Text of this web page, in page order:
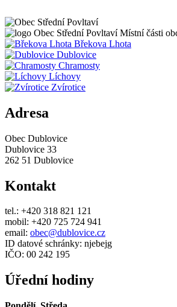
Obec Střední PovltavíMístní části
Břekova Lhota
Dublovice
Chramosty
Líchovy
Zvírotice
Adresa
Obec Dublovice
Dublovice 33
262 51 Dublovice
Kontakt
tel.: +420 318 821 121
mobil: +420 725 724 941
email: obec@dublovice.cz
ID datové schránky: njebejg
IČO: 00 242 195
Úřední hodiny